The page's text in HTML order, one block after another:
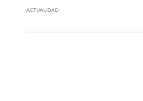
ACTUALIDAD